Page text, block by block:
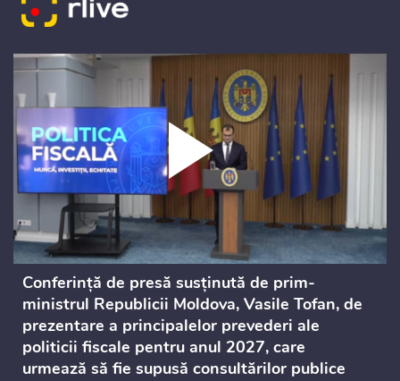
Conferință de presă susținută de prim-
ministrul Republicii Moldova, Vasile Tofan, de
prezentare a principalelor prevederi ale
politicii fiscale pentru anul 2027, care
urmează să fie supusă consultărilor publice